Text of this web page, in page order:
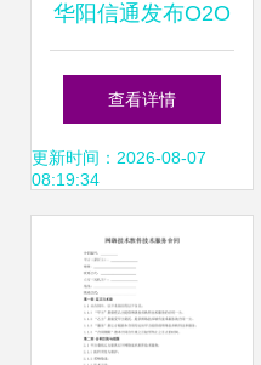
华阳信通发布O2O
数据化服务战略 以
体系化数据服务驱
动商业未来
查看详情
更新时间：2026-08-07
08:19:34